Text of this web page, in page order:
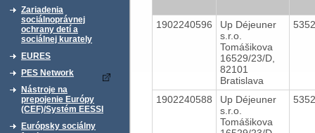
Zariadenia
sociálnoprávnej
ochrany detí a
sociálnej kurately
EURES
PES Network
Nástroje na
prepojenie Európy
(CEF)/Systém EESSI
Európsky sociálny
1902240596
Up Déjeuner
s.r.o.
Tomášikova
16529/23/D,
82101
Bratislava
1902240588
Up Déjeuner
s.r.o.
Tomášikova